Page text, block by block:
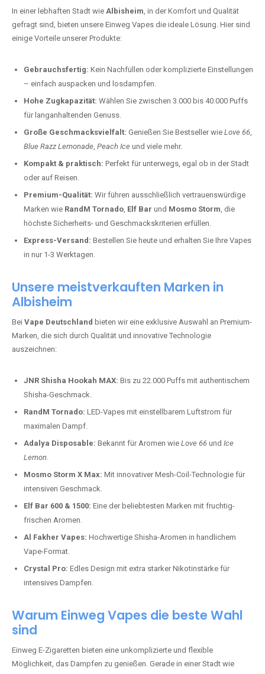
In einer lebhaften Stadt wie Albisheim, in der Komfort und Qualität
gefragt sind, bieten unsere Einweg Vapes die ideale Lösung. Hier sind
einige Vorteile unserer Produkte:
Gebrauchsfertig: Kein Nachfüllen oder komplizierte Einstellungen
– einfach auspacken und losdampfen.
Hohe Zugkapazität: Wählen Sie zwischen 3.000 bis 40.000 Puffs
für langanhaltenden Genuss.
Große Geschmacksvielfalt: Genießen Sie Bestseller wie Love 66,
Blue Razz Lemonade, Peach Ice und viele mehr.
Kompakt & praktisch: Perfekt für unterwegs, egal ob in der Stadt
oder auf Reisen.
Premium-Qualität: Wir führen ausschließlich vertrauenswürdige
Marken wie RandM Tornado, Elf Bar und Mosmo Storm, die
höchste Sicherheits- und Geschmackskriterien erfüllen.
Express-Versand: Bestellen Sie heute und erhalten Sie Ihre Vapes
in nur 1-3 Werktagen.
Unsere meistverkauften Marken in
Albisheim
Bei Vape Deutschland bieten wir eine exklusive Auswahl an Premium-
Marken, die sich durch Qualität und innovative Technologie
auszeichnen:
JNR Shisha Hookah MAX: Bis zu 22.000 Puffs mit authentischem
Shisha-Geschmack.
RandM Tornado: LED-Vapes mit einstellbarem Luftstrom für
maximalen Dampf.
Adalya Disposable: Bekannt für Aromen wie Love 66 und Ice
Lemon.
Mosmo Storm X Max: Mit innovativer Mesh-Coil-Technologie für
intensiven Geschmack.
Elf Bar 600 & 1500: Eine der beliebtesten Marken mit fruchtig-
frischen Aromen.
Al Fakher Vapes: Hochwertige Shisha-Aromen in handlichem
Vape-Format.
Crystal Pro: Edles Design mit extra starker Nikotinstärke für
intensives Dampfen.
Warum Einweg Vapes die beste Wahl
sind
Einweg E-Zigaretten bieten eine unkomplizierte und flexible
Möglichkeit, das Dampfen zu genießen. Gerade in einer Stadt wie